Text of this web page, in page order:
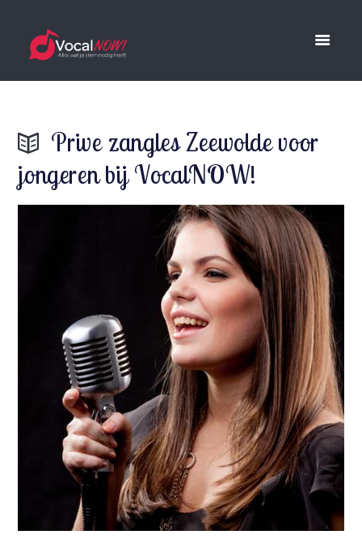
Prive zangles Zeewolde voor
jongeren bij VocalNOW!